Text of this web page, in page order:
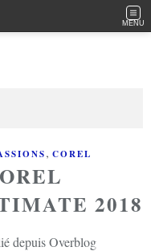
MENU
, COREL
2018
depuis Overblog